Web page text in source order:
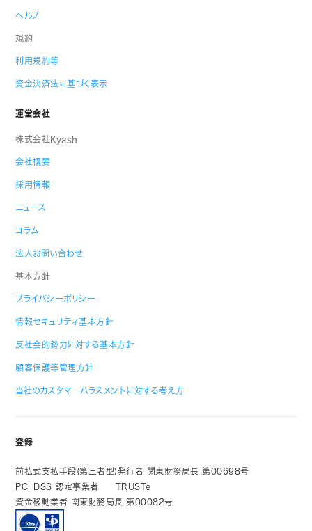
ヘルプ
規約
利用規約等
資金決済法に基づく表示
運営会社
株式会社Kyash
会社概要
採用情報
ニュース
コラム
法人お問い合わせ
基本方針
プライバシーポリシー
情報セキュリティ基本方針
反社会的勢力に対する基本方針
顧客保護等管理方針
当社のカスタマーハラスメントに対する考え方
登録
前払式支払手段(第三者型)発行者 関東財務局長 第00698号
PCI DSS 認定事業者
TRUSTe
資金移動業者 関東財務局長 第00082号